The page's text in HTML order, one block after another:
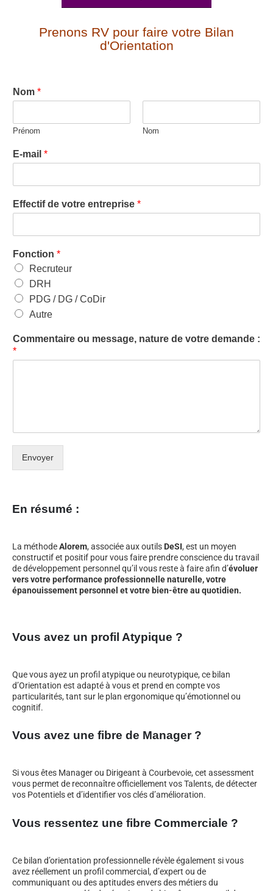
Prenons RV pour faire votre Bilan
d'Orientation
Nom *
Prénom Nom
E-mail *
Effectif de votre entreprise *
Fonction *
Recruteur
DRH
PDG / DG / CoDir
Autre
Commentaire ou message, nature de votre demande :
*
Envoyer
En résumé :
La méthodeAlorem, associée aux outils DeSI, est un moyen
constructif et positif pour vous faire prendre conscience du travail
de développement personnel qu’il vous reste à faire afin d’évoluer
vers votre performance professionnelle naturelle, votre
épanouissement personnel et votre bien-être au quotidien.
Vous avez un profil Atypique ?
Que vous ayez un profil atypique ou neurotypique, ce bilan
d’Orientation est adapté à vous et prend en compte vos
particularités, tant sur le plan ergonomique qu’émotionnel ou
cognitif.
Vous avez une fibre de Manager ?
Si vous êtes Manager ou Dirigeant à Courbevoie, cet assessment
vous permet de reconnaître officiellement vos Talents, de détecter
vos Potentiels et d’identifier vos clés d’amélioration.
Vous ressentez une fibre Commerciale ?
Ce bilan d’orientation professionnelle révèle également si vous
avez réellement un profil commercial, d’expert ou de
communiquant ou des aptitudes envers des métiers du